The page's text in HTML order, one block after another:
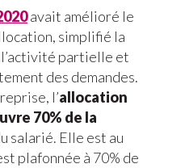
avait amélioré le
simplifié la
partielle et
des demandes.
l’allocation
70% de la
salarié. Elle est au
plafonnée à 70% de